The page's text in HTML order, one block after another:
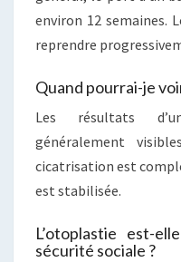
environ 12 semaines.
reprendre
Quand pourrai-je
Les résultats
généralement
cicatrisation est
est stabilisée.
L’otoplastie est-
sécurité sociale ?